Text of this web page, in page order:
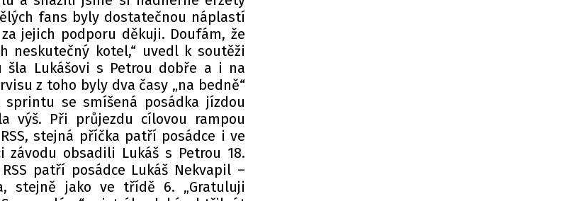
fans byly dostatečnou náplastí
jejich podporu děkuji. Doufám, že
neskutečný kotel,“ uvedl k soutěži
šla Lukášovi s Petrou dobře a i na
z toho byly dva časy „na bedně“
se smíšená posádka jízdou
výš. Při průjezdu cílovou rampou
stejná příčka patří posádce i ve
obsadili Lukáš s Petrou 18.
patří posádce Lukáš Nekvapil –
stejně jako ve třídě 6. „Gratuluji